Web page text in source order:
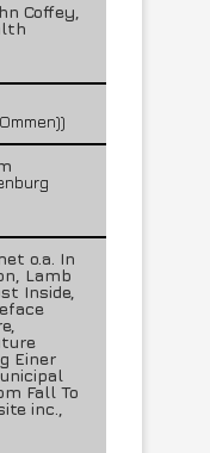
Coffey,
o.a. In
Lamb
Inside,
Einer
Fall To
inc.,